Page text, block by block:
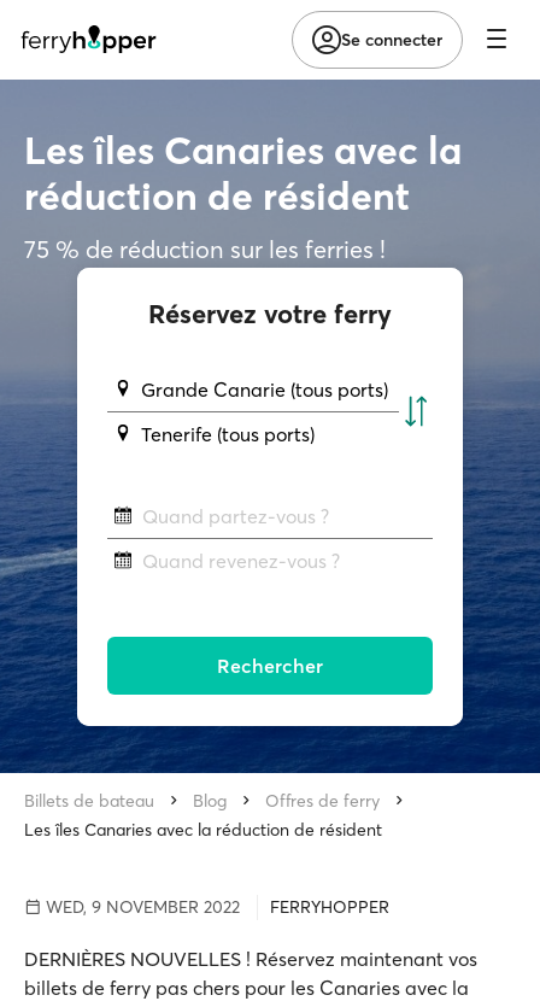
Se connecter
Les îles Canaries avec la
réduction de résident
75 % de réduction sur les ferries !
Réservez votre ferry
Grande Canarie (tous ports)
Tenerife (tous ports)
Quand partez-vous ?
Quand revenez-vous ?
Rechercher
Billets de bateau Blog
Offres de ferry
Les îles Canaries avec la réduction de résident
WED, 9 NOVEMBER 2022 FERRYHOPPER
DERNIÈRES NOUVELLES ! Réservez maintenant vos
billets de ferry pas chers pour les Canaries avec la